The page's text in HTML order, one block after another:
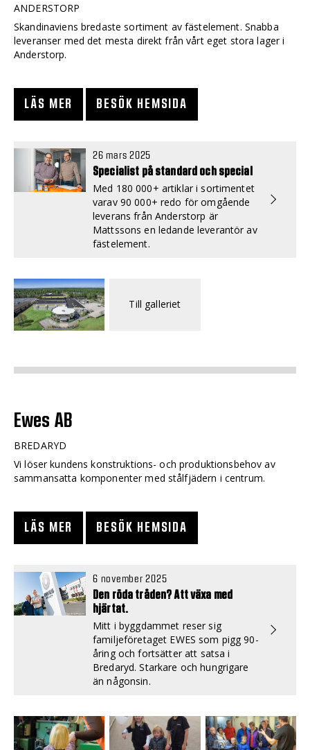
ANDERSTORP
Skandinaviens bredaste sortiment av fästelement. Snabba
leveranser med det mesta direkt från vårt eget stora lager i
Anderstorp.
LÄS MER BESÖK HEMSIDA
26 mars 2025
Specialist på standard och special
Med 180 000+ artiklar i sortimentet
varav 90 000+ redo för omgående
leverans från Anderstorp är
Mattssons en ledande leverantör av
fästelement.
Till galleriet
Ewes AB
BREDARYD
Vi löser kundens konstruktions- och produktionsbehov av
sammansatta komponenter med stålfjädern i centrum.
LÄS MER BESÖK HEMSIDA
6 november 2025
Den röda tråden? Att växa med
hjärtat.
Mitt i byggdammet reser sig
familjeföretaget EWES som pigg 90-
åring och fortsätter att satsa i
Bredaryd. Starkare och hungrigare
än någonsin.